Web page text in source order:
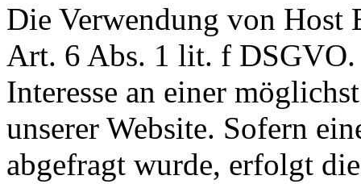
Die Verwendung von Host
Art. 6 Abs. 1 lit. f DSGVO.
Interesse an einer
unserer Website. Sofern
abgefragt wurde, erfolgt